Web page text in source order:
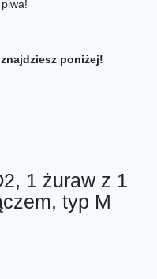
poniżej!
1 żuraw z 1
typ M